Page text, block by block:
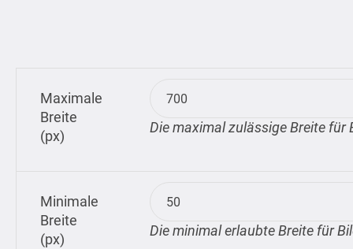
Maximale
Breite
(px)
Die maximal zulässige Breite für
Minimale
Breite
(px)
Die minimal erlaubte Breite für